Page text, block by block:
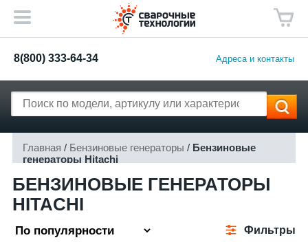
8(800) 333-64-34 Адреса и контакты
Главная / Бензиновые генераторы / Бензиновые
генераторы Hitachi
БЕНЗИНОВЫЕ ГЕНЕРАТОРЫ
HITACHI
Фильтры